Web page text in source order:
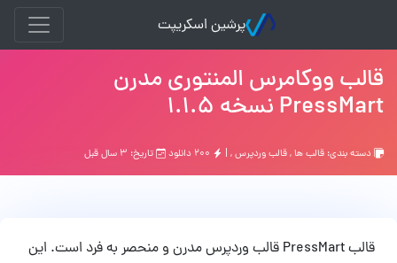
پرشین اسکریپت
قالب ووکامرس المنتوری مدرن
PressMart نسخه 1.1.5
دسته بندی: قالب ها,قالب وردپرس, | تاریخ: ۳ سال قبل
قالب PressMart قالب وردپرس مدرن و منحصر به فرد است. این